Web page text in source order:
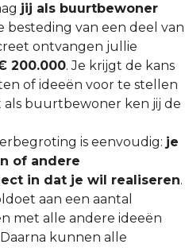
jij als buurtbewoner
besteding van een deel van
ontvangen jullie
200.000. Je krijgt de kans
of ideeën voor te stellen
als buurtbewoner ken jij de
is eenvoudig: je
of andere
in dat je wil realiseren.
aan een aantal
met alle andere ideeën
kunnen alle